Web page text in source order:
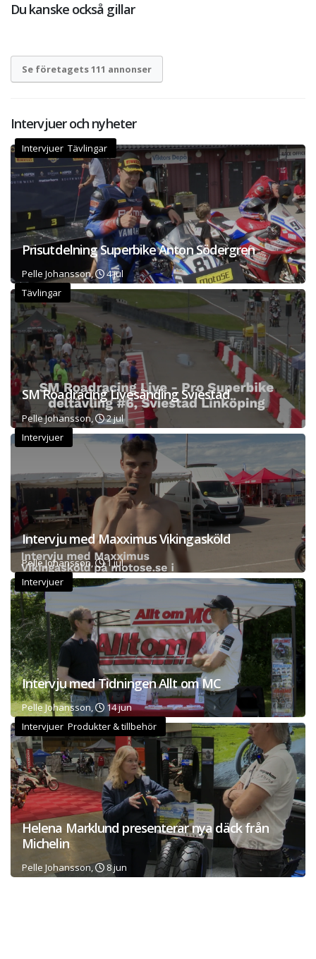
Du kanske också gillar
Se företagets 111 annonser
Intervjuer och nyheter
Intervjuer Tävlingar
Prisutdelning Superbike Anton Södergren
Pelle Johansson,
4 jul
Tävlingar
SM Roadracing Livesänding Sviestad
Pelle Johansson,
2 jul
Intervjuer
Intervju med Maxximus Vikingasköld
Pelle Johansson,
1 jul
Intervjuer
Intervju med Tidningen Allt om MC
Pelle Johansson,
14 jun
Intervjuer Produkter & tillbehör
Helena Marklund presenterar nya däck från
Michelin
Pelle Johansson, 8 jun